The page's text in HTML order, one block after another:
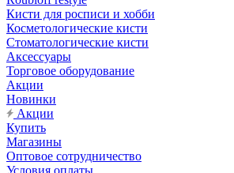
Кисти для росписи и хобби
Косметологические кисти
Стоматологические кисти
Аксессуары
Торговое оборудование
Акции
Новинки
Акции
Купить
Магазины
Оптовое сотрудничество
Условия оплаты